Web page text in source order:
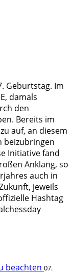
Geburtstag. Im
damals
den
Bereits im
auf, an diesem
beizubringen
Initiative fand
Anklang, so
auch in
jeweils
Hashtag
beachten 07.